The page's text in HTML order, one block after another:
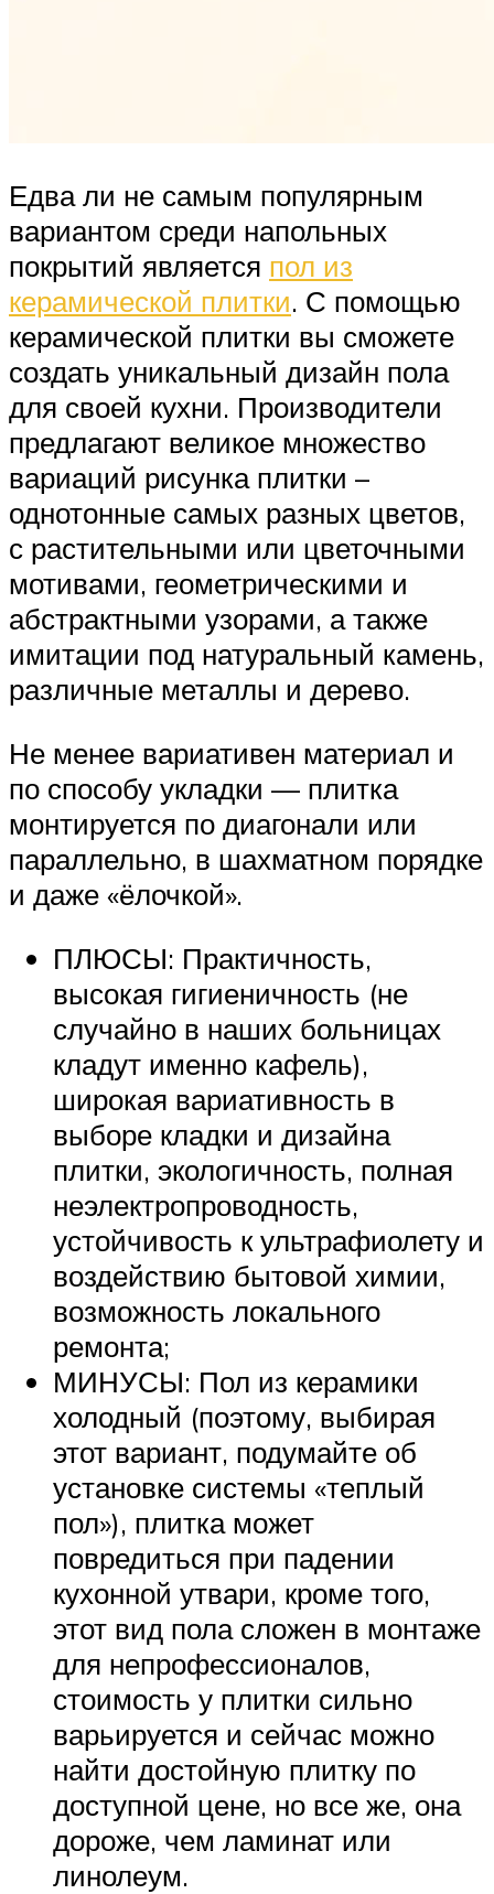
Едва ли не самым популярным
вариантом среди напольных
покрытий является пол из
керамической плитки. С помощью
керамической плитки вы сможете
создать уникальный дизайн пола
для своей кухни. Производители
предлагают великое множество
вариаций рисунка плитки –
однотонные самых разных цветов,
с растительными или цветочными
мотивами, геометрическими и
абстрактными узорами, а также
имитации под натуральный камень,
различные металлы и дерево.
Не менее вариативен материал и
по способу укладки — плитка
монтируется по диагонали или
параллельно, в шахматном порядке
и даже «ёлочкой».
ПЛЮСЫ: Практичность,
высокая гигиеничность (не
случайно в наших больницах
кладут именно кафель),
широкая вариативность в
выборе кладки и дизайна
плитки, экологичность, полная
неэлектропроводность,
устойчивость к ультрафиолету и
воздействию бытовой химии,
возможность локального
ремонта;
МИНУСЫ: Пол из керамики
холодный (поэтому, выбирая
этот вариант, подумайте об
установке системы «теплый
пол»), плитка может
повредиться при падении
кухонной утвари, кроме того,
этот вид пола сложен в монтаже
для непрофессионалов,
стоимость у плитки сильно
варьируется и сейчас можно
найти достойную плитку по
доступной цене, но все же, она
дороже, чем ламинат или
линолеум.